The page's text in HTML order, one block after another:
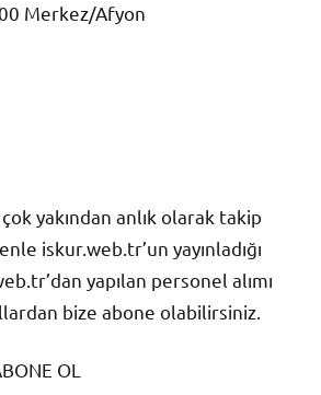
Merkez/Afyon
yakından anlık olarak takip
iskur.web.tr’un yayınladığı
yapılan personel alımı
bize abone olabilirsiniz.
OL